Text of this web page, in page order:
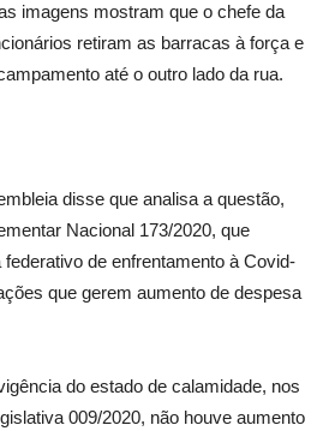
imagens mostram que o chefe da
retiram as barracas à força e
até o outro lado da rua.
disse que analisa a questão,
Nacional 173/2020, que
de enfrentamento à Covid-
que gerem aumento de despesa
do estado de calamidade, nos
009/2020, não houve aumento